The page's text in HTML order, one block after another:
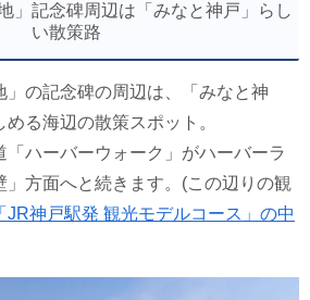
」記念碑周辺は「みなと神戸」らし
い散策路
」の記念碑の周辺は、「みなと神
る海辺の散策スポット。
「ハーバーウォーク」がハーバーラ
」方面へと続きます。(この辺りの観
JR神戸駅発 観光モデルコース」の中